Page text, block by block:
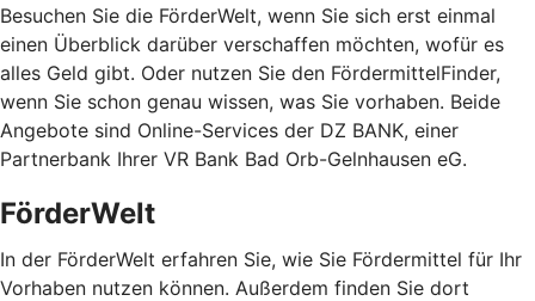
Besuchen Sie die FörderWelt, wenn Sie sich erst einmal
einen Überblick darüber verschaffen möchten, wofür es
alles Geld gibt. Oder nutzen Sie den FördermittelFinder,
wenn Sie schon genau wissen, was Sie vorhaben. Beide
Angebote sind Online-Services der DZ BANK, einer
Partnerbank Ihrer VR Bank Bad Orb-Gelnhausen eG.
FörderWelt
In der FörderWelt erfahren Sie, wie Sie Fördermittel für Ihr
Vorhaben nutzen können. Außerdem finden Sie dort